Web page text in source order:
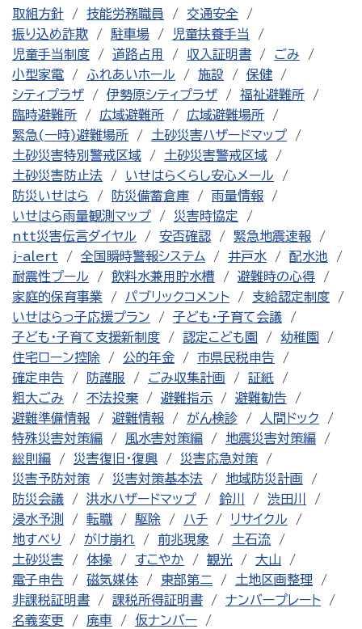
取組方針 技能労務職員
交通安全
振り込め詐欺
駐車場
児童扶養手当
児童手当制度
道路占用 収入証明書
ごみ
小型家電
ふれあいホール 施設
保健
シティプラザ
伊勢原シティプラザ
福祉避難所
臨時避難所
広域避難所
広域避難場所
緊急(一時)避難場所
土砂災害ハザードマップ
土砂災害特別警戒区域
土砂災害警戒区域
土砂災害防止法
いせはらくらし安心メール
防災いせはら
防災備蓄倉庫
雨量情報
いせはら雨量観測マップ
災害時協定
ntt災害伝言ダイヤル
安否確認
緊急地震速報
j-alert
全国瞬時警報システム 井戸水
配水池
耐震性プール
飲料水兼用貯水槽
避難時の心得
家庭的保育事業
パブリックコメント
支給認定制度
いせはらっ子応援プラン
子ども・子育て会議
子ども・子育て支援新制度
認定こども園
幼稚園
住宅ローン控除
公的年金
市県民税申告
確定申告
防護服 ごみ収集計画
証紙
粗大ごみ
不法投棄 避難指示
避難勧告
避難準備情報
避難情報 がん検診
人間ドック
特殊災害対策編
風水害対策編
地震災害対策編
総則編
災害復旧・復興
災害応急対策
災害予防対策
災害対策基本法
地域防災計画
防災会議
洪水ハザードマップ 鈴川
渋田川
浸水予測
転職 駆除 ハチ
リサイクル
地すべり
がけ崩れ 前兆現象
土石流
土砂災害
体操 すこやか 観光
大山
電子申告
磁気媒体 東部第二
土地区画整理
非課税証明書
課税所得証明書
ナンバープレート
名義変更
廃車
仮ナンバー